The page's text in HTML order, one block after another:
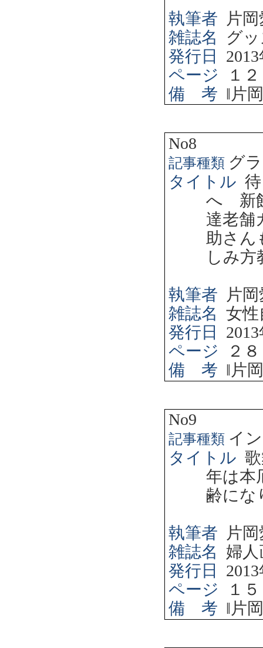
執筆者
片
雑誌名
グ
発行日
2013
ページ
１
備 考 ‖ 片
No8
記事種類 グ
タイトル
へ 新
達老舗
助さん
しみ
執筆者
片
雑誌名 女性
発行日
2013
ページ
２８
備 考 ‖ 片
No9
記事種類 イ
タイトル
年は本
齢にな
執筆者
片
雑誌名
婦人
発行日
2013
ページ
１
備 考 ‖ 片